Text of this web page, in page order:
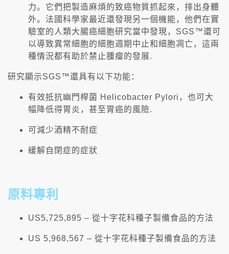
力。它們把製造麻煩的致癌物質抓起來，排出身體
外。法國科學家最近還發現另一個機能，他們在實
驗室的人類大腸癌細胞研究當中發現，SGS™還可
以導致異常細胞的細胞週期中止和細胞凋亡，這兩
種情況都有助於禁止腫瘤的發展.
研究顯示SGS™還具有以下功能：
有效抵抗幽門桿菌 Helicobacter Pylori，也可大
幅降低得胃炎，甚至胃癌的風險.
可減少酒精不耐症
緩解自閉症的症狀
原料專利
US5,725,895 – 從十字花科種子製備食品的方法
US 5,968,567 – 從十字花科種子製備食品的方法